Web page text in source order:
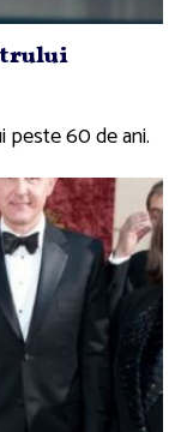
peste 60 de ani.